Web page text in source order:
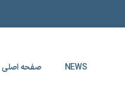
NEWS صفحه اصلی